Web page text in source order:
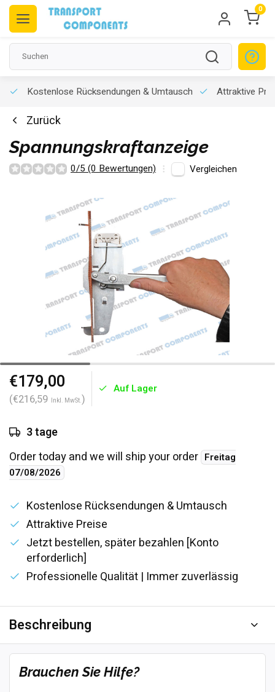
0
Kostenlose Rücksendungen & Umtausch Attraktive
Zurück
Spannungskraftanzeige
0/5 (0 Bewertungen) Vergleichen
€179,00
(€216,59 Inkl. MwSt.)
Auf Lager
3 tage
Order today and we will ship your order Freitag
07/08/2026
Kostenlose Rücksendungen & Umtausch
Attraktive Preise
Jetzt bestellen, später bezahlen [Konto
erforderlich]
Professionelle Qualität | Immer zuverlässig
Beschreibung
Brauchen Sie Hilfe?